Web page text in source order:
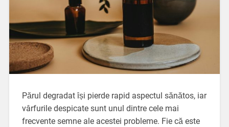
Părul degradat își pierde rapid aspectul sănătos, iar
vârfurile despicate sunt unul dintre cele mai
frecvente semne ale acestei probleme. Fie că este